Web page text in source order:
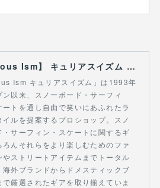
【Curious Ism】 キュリアスイズム l スノーボードショップ サーフショップ 福島県 会津若松市 郡山市 通販
Ism キュリアスイズム」は1993年
ン以来、スノーボード・サーフィ
ートを通し自由で笑いにあふれたラ
イルを提案するプロショップ。スノ
・サーフィン・スケートに関するギ
ろんそれらをより楽しむためのファ
やストリートアイテムまでトータル
海外ブランドからドメスティックブ
で厳選されたギアを取り揃えていま